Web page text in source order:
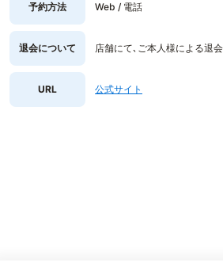
予約方法 Web / 電話
退会について 店舗にて､ご本人様による退
URL 公式サイト